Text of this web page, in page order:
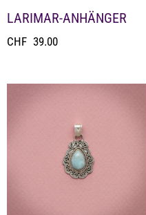
LARIMAR-ANHÄNGER
CHF 39.00